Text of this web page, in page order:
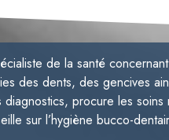
de la santé
des dents, des gencives
procure les soins
sur l’hygiène bucco-